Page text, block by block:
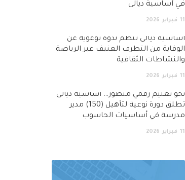
في أساسية ديالى
11 فبراير 2026
أساسية ديالى تنظم ندوة توعوية عن
الوقاية من التطرف العنيف عبر الرياضة
والنشاطات الثقافية
11 فبراير 2026
نحو تعليم رقمي متطور… اساسية ديالى
تطلق دورة نوعية لتأهيل (150) مدير
مدرسة في أساسيات الحاسوب
11 فبراير 2026